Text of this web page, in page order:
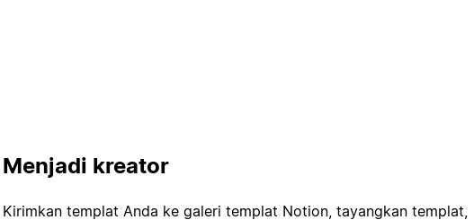
Menjadi kreator
Kirimkan templat Anda ke galeri templat Notion, tayangkan templat,